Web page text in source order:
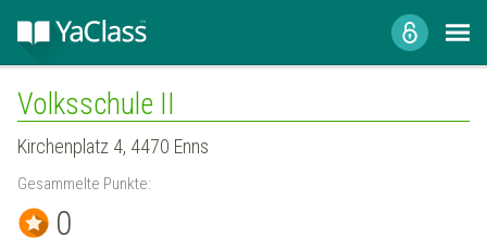
Volksschule II
Kirchenplatz 4, 4470 Enns
Gesammelte Punkte:
0